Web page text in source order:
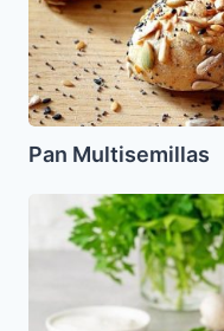
Pan Multisemillas
Blintzes
Hongos